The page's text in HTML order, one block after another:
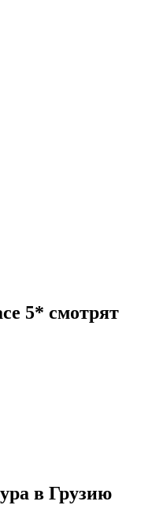
5* смотрят
в Грузию